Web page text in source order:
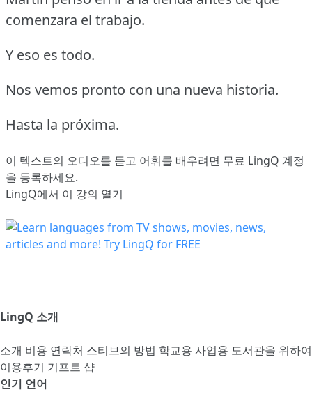
comenzara el trabajo.
Y eso es todo.
Nos vemos pronto con una nueva historia.
Hasta la próxima.
이 텍스트의 오디오를 듣고 어휘를 배우려면 무료 LingQ 계정
을 등록하세요.
LingQ에서 이 강의 열기
LingQ 소개
소개 비용 연락처 스티브의 방법 학교용 사업용 도서관을 위하여
이용후기 기프트 샵
인기 언어